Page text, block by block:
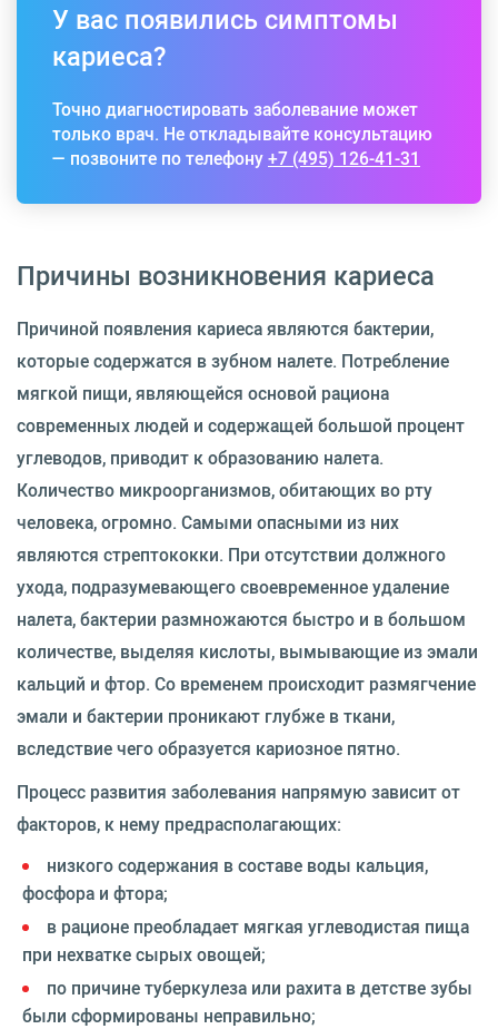
У вас появились симптомы
кариеса?
Точно диагностировать заболевание может
только врач. Не откладывайте консультацию
— позвоните по телефону+7 (495) 126-41-31
Причины возникновения кариеса
Причиной появления кариеса являются бактерии,
которые содержатся в зубном налете. Потребление
мягкой пищи, являющейся основой рациона
современных людей и содержащей большой процент
углеводов, приводит к образованию налета.
Количество микроорганизмов, обитающих во рту
человека, огромно. Самыми опасными из них
являются стрептококки. При отсутствии должного
ухода, подразумевающего своевременное удаление
налета, бактерии размножаются быстро и в большом
количестве, выделяя кислоты, вымывающие из эмали
кальций и фтор. Со временем происходит размягчение
эмали и бактерии проникают глубже в ткани,
вследствие чего образуется кариозное пятно.
Процесс развития заболевания напрямую зависит от
факторов, к нему предрасполагающих:
низкого содержания в составе воды кальция,
фосфора и фтора;
в рационе преобладает мягкая углеводистая пища
при нехватке сырых овощей;
по причине туберкулеза или рахита в детстве зубы
были сформированы неправильно;